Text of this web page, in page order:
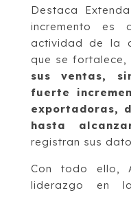
Destaca
incremento es
actividad de la
que se fortalece,
sus ventas,
fuerte
exportadoras,
hasta
registran sus
Con todo ello,
liderazgo en